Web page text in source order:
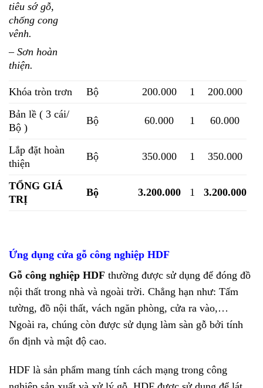
tiêu sớ gỗ,
chống cong
vênh.
– Sơn hoàn
thiện.
Khóa tròn trơn Bộ 200.000 1
200.000
Bản lề ( 3 cái/
Bộ )
Bộ 60.000 1 60.000
Lắp đặt hoàn
thiện
Bộ 350.000 1 350.000
TỔNG GIÁ
TRỊ
Bộ 3.200.000 1 3.200.000
Ứng dụng cửa gỗ công nghiệp HDF
Gỗ công nghiệp HDF thường được sử dụng để đóng đồ
nội thất trong nhà và ngoài trời. Chẳng hạn như: Tấm
tường, đồ nội thất, vách ngăn phòng, cửa ra vào,…
Ngoài ra, chúng còn được sử dụng làm sàn gỗ bởi tính
ổn định và mật độ cao.
HDF là sản phẩm mang tính cách mạng trong công